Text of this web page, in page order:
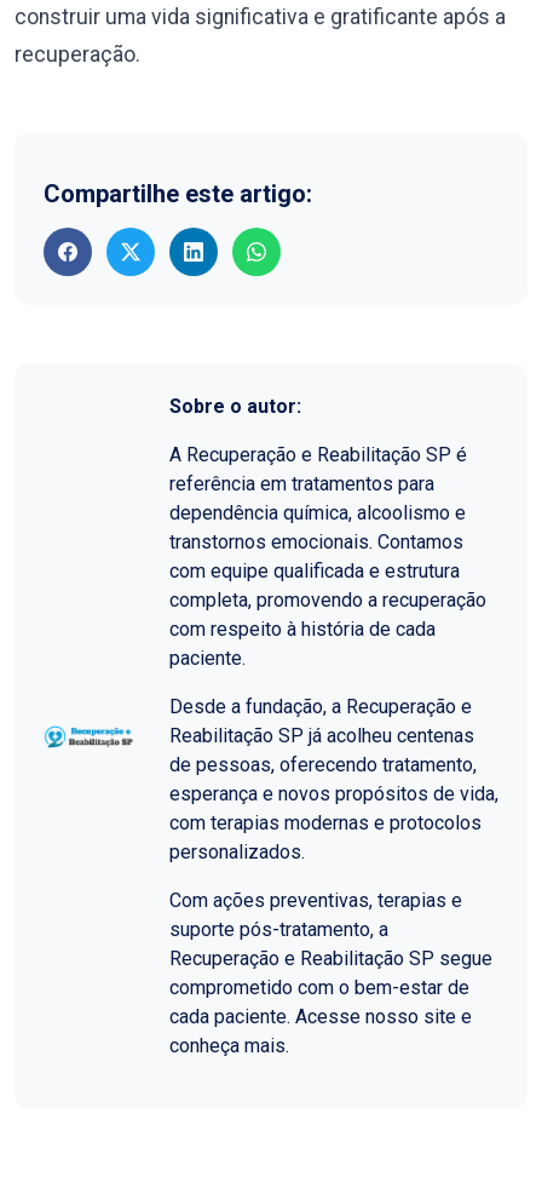
construir uma vida significativa e gratificante após a
recuperação.
Compartilhe este artigo:
Sobre o autor:
A Recuperação e Reabilitação SP é
referência em tratamentos para
dependência química, alcoolismo e
transtornos emocionais. Contamos
com equipe qualificada e estrutura
completa, promovendo a recuperação
com respeito à história de cada
paciente.
Desde a fundação, a Recuperação e
Reabilitação SP já acolheu centenas
de pessoas, oferecendo tratamento,
esperança e novos propósitos de vida,
com terapias modernas e protocolos
personalizados.
Com ações preventivas, terapias e
suporte pós-tratamento, a
Recuperação e Reabilitação SP segue
comprometido com o bem-estar de
cada paciente. Acesse nosso site e
conheça mais.